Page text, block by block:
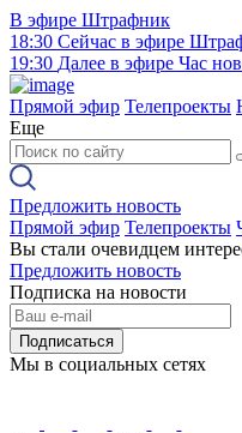
В эфире Штрафник
18:30 Сейчас в эфире
19:30 Далее в эфире Час
Прямой эфир Телепроекты
Еще
Предложить новость
Прямой эфир Телепроекты
Вы стали очевидцем
Предложить новость
Подписка на новости
Подписаться
Мы в социальных сетях